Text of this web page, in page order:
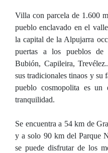
Villa con parcela de 1.600
pueblo enclavado en el
la capital de la Alpujarra
puertas a los pueblos de
Bubión, Capileira,
sus tradicionales tinaos y su
pueblo cosmopolita es
tranquilidad.
Se encuentra a 54 km de
y a solo 90 km del Parque
se puede disfrutar de los